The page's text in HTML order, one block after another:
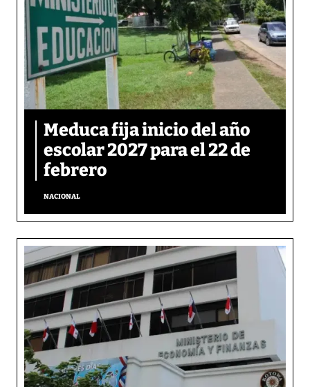
Meduca fija inicio del año
escolar 2027 para el 22 de
febrero
NACIONAL